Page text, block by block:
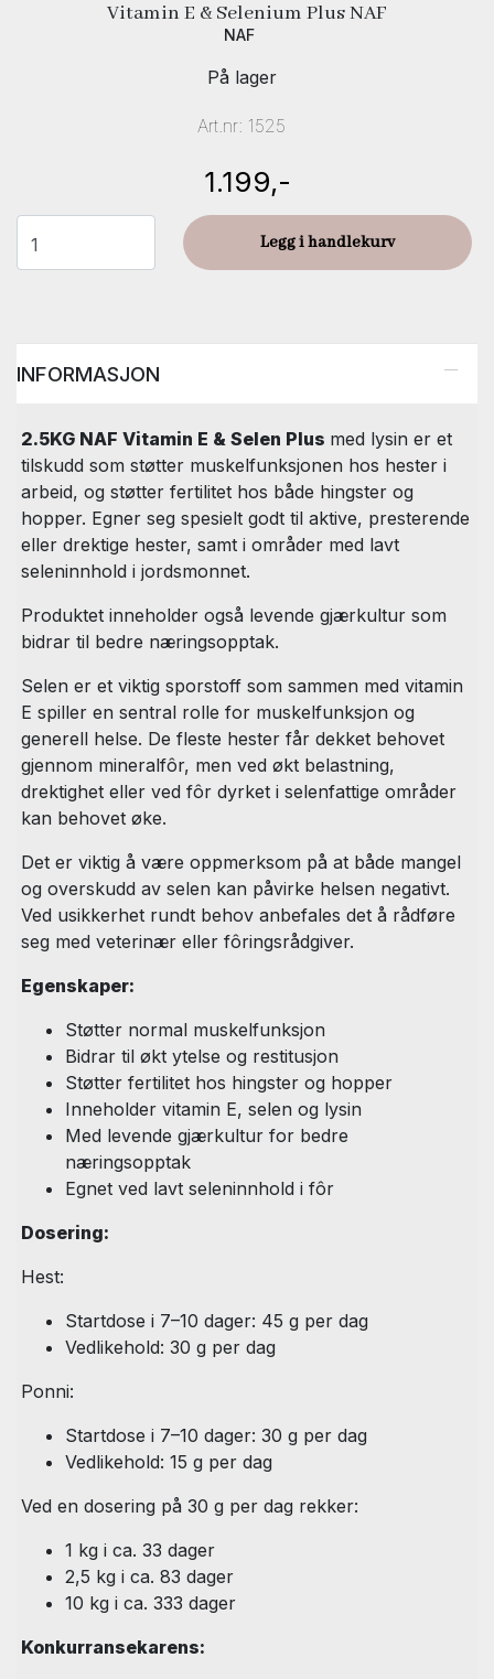
Vitamin E & Selenium Plus NAF
NAF
På lager
Art.nr: 1525
1.199,-
Legg i handlekurv
INFORMASJON
2.5KG NAF Vitamin E & Selen Plus med lysin er et
tilskudd som støtter muskelfunksjonen hos hester i
arbeid, og støtter fertilitet hos både hingster og
hopper. Egner seg spesielt godt til aktive, presterende
eller drektige hester, samt i områder med lavt
seleninnhold i jordsmonnet.
Produktet inneholder også levende gjærkultur som
bidrar til bedre næringsopptak.
Selen er et viktig sporstoff som sammen med vitamin
E spiller en sentral rolle for muskelfunksjon og
generell helse. De fleste hester får dekket behovet
gjennom mineralfôr, men ved økt belastning,
drektighet eller ved fôr dyrket i selenfattige områder
kan behovet øke.
Det er viktig å være oppmerksom på at både mangel
og overskudd av selen kan påvirke helsen negativt.
Ved usikkerhet rundt behov anbefales det å rådføre
seg med veterinær eller fôringsrådgiver.
Egenskaper:
Støtter normal muskelfunksjon
Bidrar til økt ytelse og restitusjon
Støtter fertilitet hos hingster og hopper
Inneholder vitamin E, selen og lysin
Med levende gjærkultur for bedre
næringsopptak
Egnet ved lavt seleninnhold i fôr
Dosering:
Hest:
Startdose i 7–10 dager: 45 g per dag
Vedlikehold: 30 g per dag
Ponni:
Startdose i 7–10 dager: 30 g per dag
Vedlikehold: 15 g per dag
Ved en dosering på 30 g per dag rekker:
1 kg i ca. 33 dager
2,5 kg i ca. 83 dager
10 kg i ca. 333 dager
Konkurransekarens: